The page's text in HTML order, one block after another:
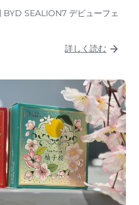
SEALION7 デビューフェ
詳しく読む